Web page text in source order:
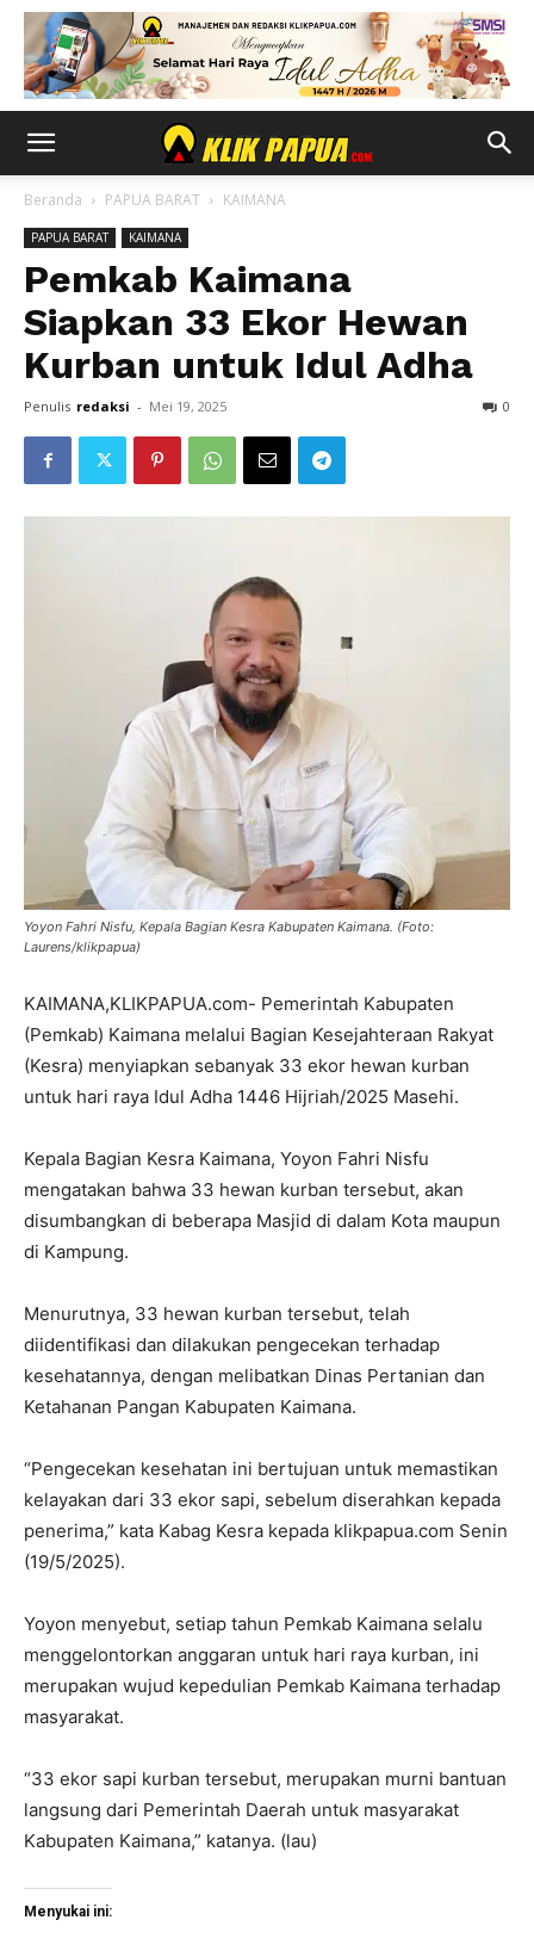
Beranda PAPUA BARAT KAIMANA
PAPUA BARAT KAIMANA
Pemkab Kaimana
Siapkan 33 Ekor Hewan
Kurban untuk Idul Adha
Penulis redaksi - Mei 19, 2025 0
Yoyon Fahri Nisfu, Kepala Bagian Kesra Kabupaten Kaimana. (Foto:
Laurens/klikpapua)
KAIMANA,KLIKPAPUA.com- Pemerintah Kabupaten
(Pemkab) Kaimana melalui Bagian Kesejahteraan Rakyat
(Kesra) menyiapkan sebanyak 33 ekor hewan kurban
untuk hari raya Idul Adha 1446 Hijriah/2025 Masehi.
Kepala Bagian Kesra Kaimana, Yoyon Fahri Nisfu
mengatakan bahwa 33 hewan kurban tersebut, akan
disumbangkan di beberapa Masjid di dalam Kota maupun
di Kampung.
Menurutnya, 33 hewan kurban tersebut, telah
diidentifikasi dan dilakukan pengecekan terhadap
kesehatannya, dengan melibatkan Dinas Pertanian dan
Ketahanan Pangan Kabupaten Kaimana.
“Pengecekan kesehatan ini bertujuan untuk memastikan
kelayakan dari 33 ekor sapi, sebelum diserahkan kepada
penerima,” kata Kabag Kesra kepada klikpapua.com Senin
(19/5/2025).
Yoyon menyebut, setiap tahun Pemkab Kaimana selalu
menggelontorkan anggaran untuk hari raya kurban, ini
merupakan wujud kepedulian Pemkab Kaimana terhadap
masyarakat.
“33 ekor sapi kurban tersebut, merupakan murni bantuan
langsung dari Pemerintah Daerah untuk masyarakat
Kabupaten Kaimana,” katanya. (lau)
Menyukai ini: